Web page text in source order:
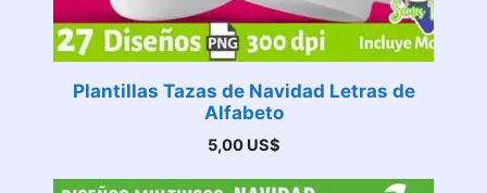
Plantillas Tazas de Navidad Letras de
Alfabeto
5,00 US$